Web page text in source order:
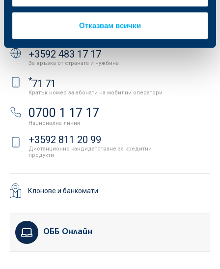
Отказвам всички
Контакти
API портал за разработчици
Свържете се с нас
+3592 483 17 17
За връзка от страната и чужбина
*71 71
Кратък номер за абонати на мобилни оператори
0700 1 17 17
Национална линия
+3592 811 20 99
Дистанционно кандидатстване за кредитни
продукти
Клонове и банкомати
ОББ Онлайн